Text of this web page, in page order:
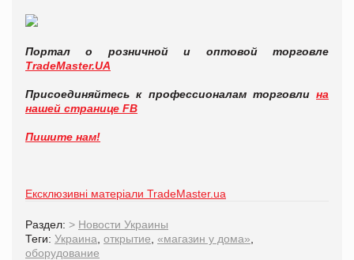
Портал о розничной и оптовой торговле
TradeMaster.UA
Присоединяйтесь к профессионалам торговли на
нашей странице FB
Пишите нам!
Ексклюзивні матеріали TradeMaster.ua
Раздел: > Новости Украины
Теги: Украина открытие «магазин у дома»
оборудование